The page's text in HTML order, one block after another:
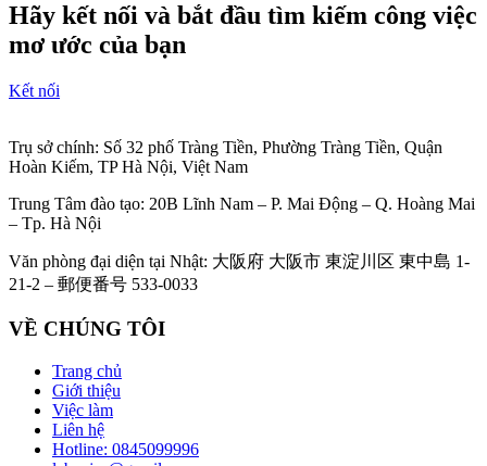
Hãy kết nối và bắt đầu tìm kiếm công việc
mơ ước của bạn
Kết nối
Trụ sở chính: Số 32 phố Tràng Tiền, Phường Tràng Tiền, Quận
Hoàn Kiếm, TP Hà Nội, Việt Nam
Trung Tâm đào tạo: 20B Lĩnh Nam – P. Mai Động – Q. Hoàng Mai
– Tp. Hà Nội
Văn phòng đại diện tại Nhật: 大阪府 大阪市 東淀川区 東中島 1-
21-2 – 郵便番号 533-0033
VỀ CHÚNG TÔI
Trang chủ
Giới thiệu
Việc làm
Liên hệ
Hotline: 0845099996